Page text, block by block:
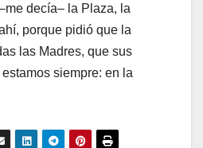
decía– la Plaza, la
porque pidió que la
las Madres, que sus
siempre: en la